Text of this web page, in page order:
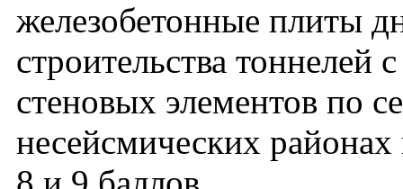
железобетонные плиты
строительства
стеновых элементов по
несейсмических